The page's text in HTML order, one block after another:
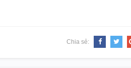
Chia sẻ: